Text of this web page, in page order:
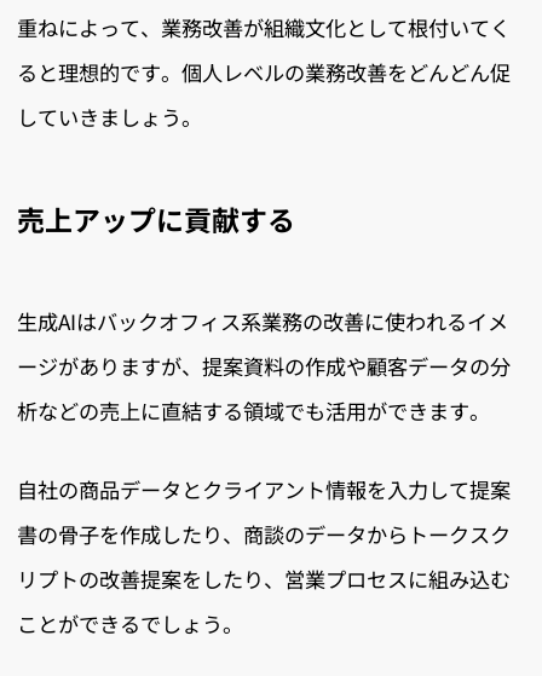
重ねによって、業務改善が組織文化として根付いてく
ると理想的です。個人レベルの業務改善をどんどん促
していきましょう。
売上アップに貢献する
生成AIはバックオフィス系業務の改善に使われるイメ
ージがありますが、提案資料の作成や顧客データの分
析などの売上に直結する領域でも活用ができます。
自社の商品データとクライアント情報を入力して提案
書の骨子を作成したり、商談のデータからトークスク
リプトの改善提案をしたり、営業プロセスに組み込む
ことができるでしょう。